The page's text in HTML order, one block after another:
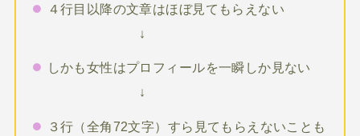
４行目以降の文章はほぼ見てもらえない
↓
しかも女性はプロフィールを一瞬しか見ない
↓
３行（全角72文字）すら見てもらえないことも